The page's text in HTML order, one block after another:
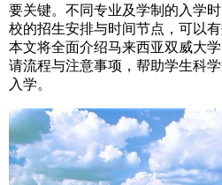
要关键。不同专业及学制的入学
校的招生安排与时间节点，可以
本文将全面介绍马来西亚双威大
请流程与注意事项，帮助学生科
入学。